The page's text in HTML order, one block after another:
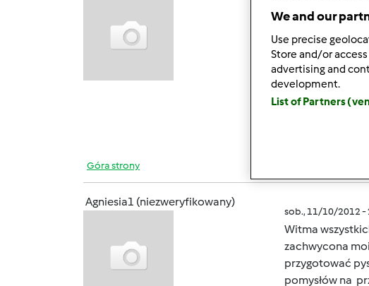
Serdecznie
Zaczęłam
I jak widzę, nie
Bardzo
Góra strony
Agniesia1 (niezweryfikowany)
sob., 11/10/2012 -
Witma
zachwycona
przygotować
pomysłów na
We and our
Use precise
Store and/or
advertising and
development.
List of Partners